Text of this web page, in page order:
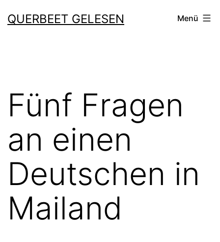
Inhalt
QUERBEET GELESEN Menü
Fünf Fragen
an einen
Deutschen in
Mailand